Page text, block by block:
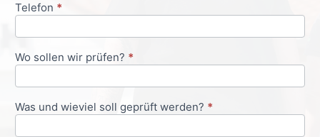
Telefon *
Wo sollen wir prüfen? *
Was und wieviel soll geprüft werden? *